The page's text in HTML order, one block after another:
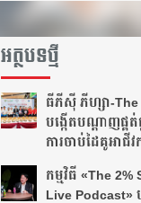
អត្ថបទថ្មី
ធីភីស៊ី ភីហ្សា-The
បង្កើត​បណ្តាញ​ផ្គ
ការ​ចាប់​ដៃ​គូ​អាជី
កម្មវិធី «The
Live Podcast»